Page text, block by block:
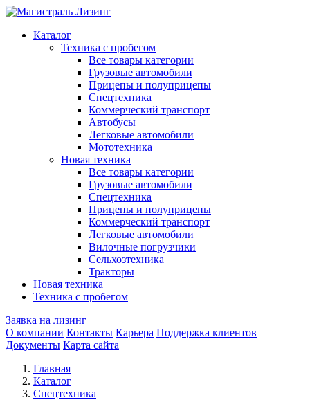
Каталог
Техника с пробегом
Все товары категории
Грузовые автомобили
Прицепы и полуприцепы
Спецтехника
Коммерческий транспорт
Автобусы
Легковые автомобили
Мототехника
Новая техника
Все товары категории
Грузовые автомобили
Спецтехника
Прицепы и полуприцепы
Коммерческий транспорт
Легковые автомобили
Вилочные погрузчики
Сельхозтехника
Тракторы
Новая техника
Техника с пробегом
Заявка на лизинг
О компании Контакты Карьера Поддержка клиентов
Документы Карта сайта
Главная
Каталог
Спецтехника